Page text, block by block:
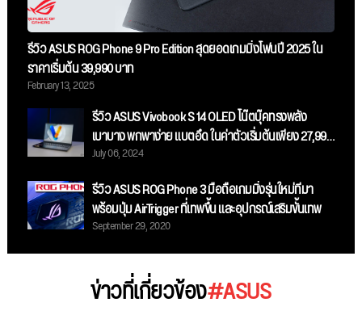
รีวิว ASUS ROG Phone 9 Pro Edition สุดยอดเกมมิ่งโฟนปี 2025 ใน
ราคาเริ่มต้น 39,990 บาท
February 13, 2025
รีวิว ASUS Vivobook S 14 OLED โน๊ตบุ๊คทรงพลัง
เบาบาง พกพาง่าย แบตอึด ในค่าตัวเริ่มต้นเพียง 27,990
บาท
July 06, 2024
รีวิว ASUS ROG Phone 3 มือถือเกมมิ่งรุ่นใหม่ที่มา
พร้อมปุ่ม AirTrigger ที่เทพขึ้น และอุปกรณ์เสริมขั้นเทพ
September 29, 2020
ข่าวที่เกี่ยวข้อง#ASUS